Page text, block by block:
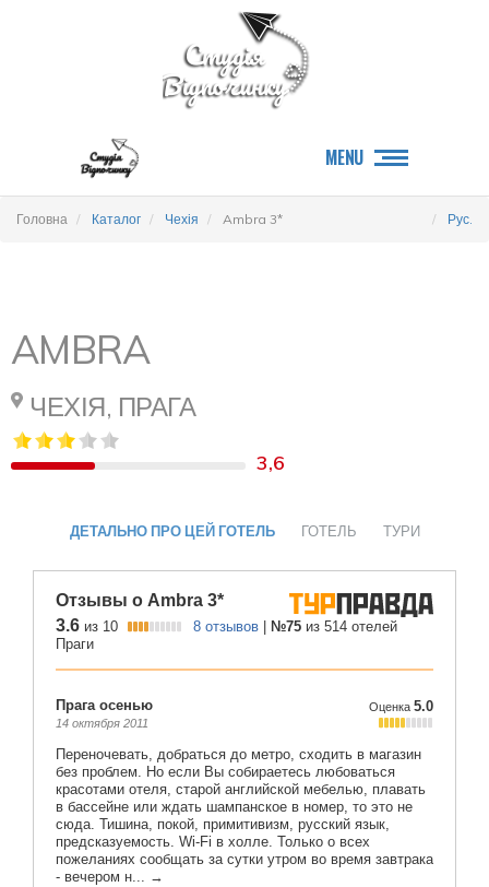
MENU
Головна Каталог Чехія Ambra 3* Рус.
AMBRA
ЧЕХІЯ, ПРАГА
3,6
ДЕТАЛЬНО ПРО ЦЕЙ ГОТЕЛЬ ГОТЕЛЬ ТУРИ